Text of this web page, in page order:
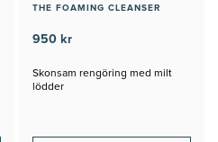
THE FOAMING CLEANSER
950 kr
Skonsam rengöring med milt
lödder